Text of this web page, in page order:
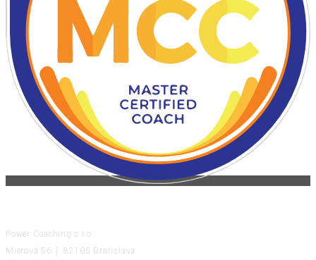
Power Coaching s.r.o.
Mierová 56 │ 82105 Bratislava